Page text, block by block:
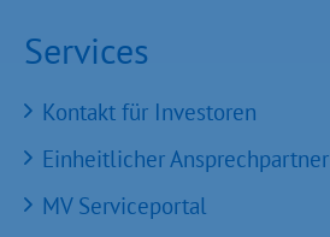
Services
Kontakt für Investoren
Einheitlicher Ansprechpartner
MV Serviceportal